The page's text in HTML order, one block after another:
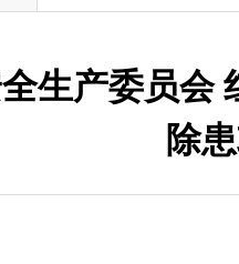
生产委员会
除